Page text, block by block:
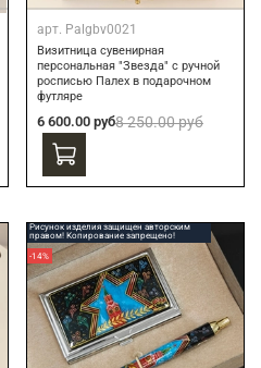
арт. Palgbv0021
Визитница сувенирная
персональная "Звезда" с ручной
росписью Палех в подарочном
футляре
6 600.00 руб8 250.00 руб
Рисунок изделия защищен авторским
правом! Копирование запрещено!
-14%